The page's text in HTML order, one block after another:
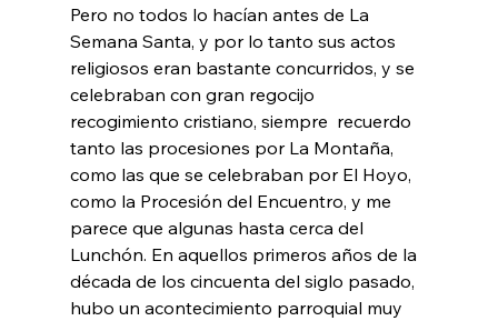
Pero no todos lo hacían antes de La
Semana Santa, y por lo tanto sus actos
religiosos eran bastante concurridos, y se
celebraban con gran regocijo
recogimiento cristiano, siempre  recuerdo
tanto las procesiones por La Montaña,
como las que se celebraban por El Hoyo,
como la Procesión del Encuentro, y me
parece que algunas hasta cerca del
Lunchón. En aquellos primeros años de la
década de los cincuenta del siglo pasado,
hubo un acontecimiento parroquial muy